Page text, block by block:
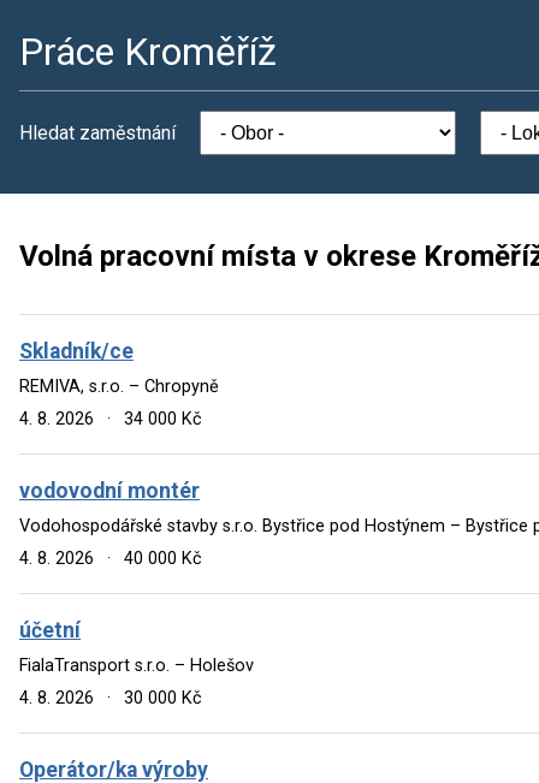
Práce Kroměříž
Hledat zaměstnání
Volná pracovní místa v okrese
Skladník/ce
REMIVA, s.r.o. – Chropyně
4. 8. 2026
· 34 000 Kč
vodovodní montér
Vodohospodářské stavby s.r.o. Bystřice pod Hostýnem – Bystřice
4. 8. 2026
· 40 000 Kč
účetní
FialaTransport s.r.o. – Holešov
4. 8. 2026
· 30 000 Kč
Operátor/ka výroby